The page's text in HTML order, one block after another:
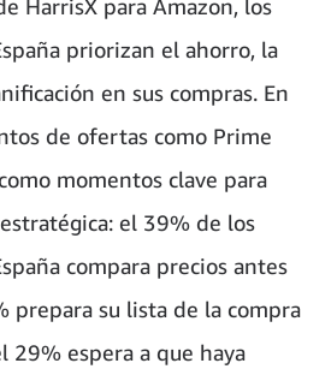
HarrisX para Amazon, los
priorizan el ahorro, la
en sus compras. En
de ofertas como Prime
momentos clave para
el 39% de los
compara precios antes
prepara su lista de la compra
29% espera a que haya